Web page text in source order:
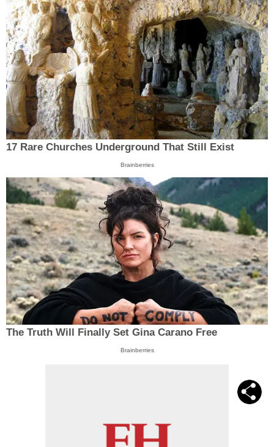
17 Rare Churches Underground That Still Exist
Brainberries
The Truth Will Finally Set Gina Carano Free
Brainberries